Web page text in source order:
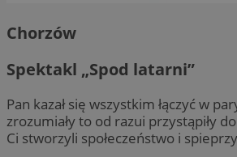
Chorzów
Spektakl „Spod latarni”
Pan kazał się wszystkim łączyć w
zrozumiały to od razui przystąpiły
Ci stworzyli społeczeństwo i